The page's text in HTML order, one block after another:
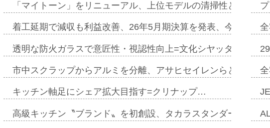
「マイトーン」をリニューアル、上位モデルの清掃性と安全
着工延期で減収も利益改善、26年5月期決算を発表、今期は増
透明な防火ガラスで意匠性・視認性向上=文化シヤッター…
市中スクラップからアルミを分離、アサヒセイレンらと協働開
キッチン軸足にシェア拡大目指す=クリナップ…
高級キッチン〝ブランド〟を初創設、タカラスタンダードが新